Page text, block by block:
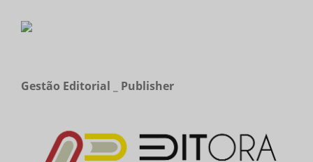
Gestão Editorial _ Publisher